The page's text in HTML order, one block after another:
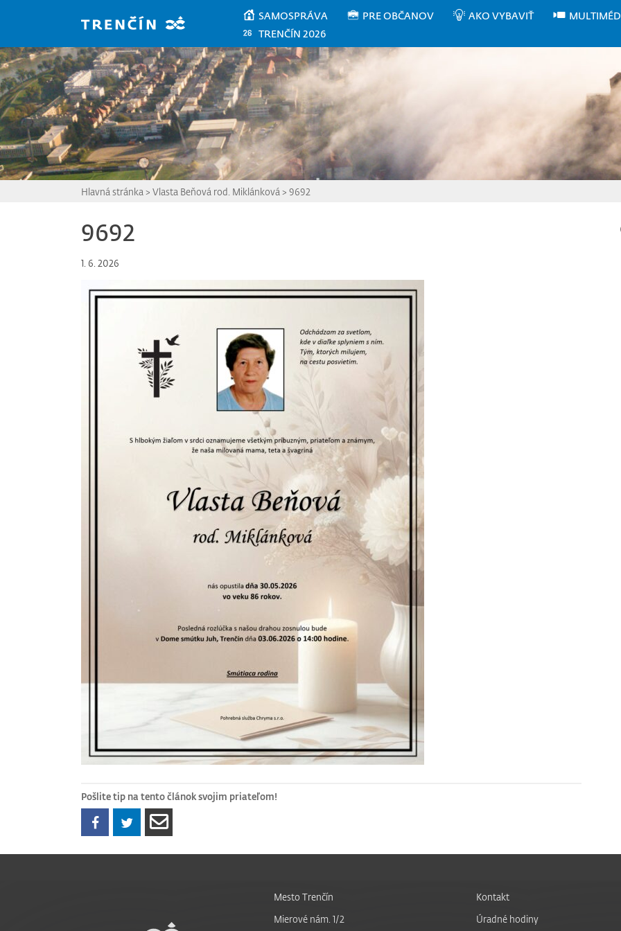
SAMOSPRÁVA PRE OBČANOV AKO VYBAVIŤ
TRENČÍN 2026
Hlavná stránka > Vlasta Beňová rod. Miklánková > 9692
9692
1. 6. 2026
Pošlite tip na tento článok svojim priateľom!
Mesto Trenčín
Mierové nám. 1/2
Kontakt
Úradné hodiny